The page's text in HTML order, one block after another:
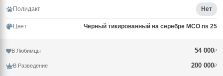
Полидакт Нет
Цвет Черный тикированный на серебре MCO ns 25
В Любимцы 54 000₽
В Разведение 200 000₽